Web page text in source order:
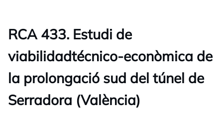
RCA 433. Estudi de
viabilidadtécnico-econòmica de
la prolongació sud del túnel de
Serradora (València)